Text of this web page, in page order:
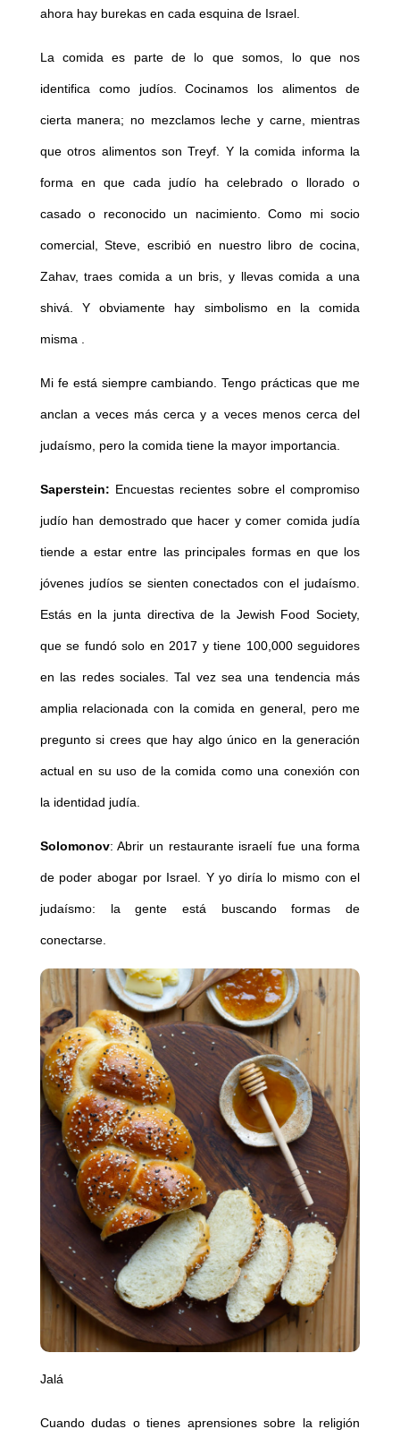
ahora hay burekas en cada esquina de Israel.
La comida es parte de lo que somos, lo que nos
identifica como judíos. Cocinamos los alimentos de
cierta manera; no mezclamos leche y carne, mientras
que otros alimentos son Treyf. Y la comida informa la
forma en que cada judío ha celebrado o llorado o
casado o reconocido un nacimiento. Como mi socio
comercial, Steve, escribió en nuestro libro de cocina,
Zahav, traes comida a un bris, y llevas comida a una
shivá. Y obviamente hay simbolismo en la comida
misma .
Mi fe está siempre cambiando. Tengo prácticas que me
anclan a veces más cerca y a veces menos cerca del
judaísmo, pero la comida tiene la mayor importancia.
Saperstein: Encuestas recientes sobre el compromiso
judío han demostrado que hacer y comer comida judía
tiende a estar entre las principales formas en que los
jóvenes judíos se sienten conectados con el judaísmo.
Estás en la junta directiva de la Jewish Food Society,
que se fundó solo en 2017 y tiene 100,000 seguidores
en las redes sociales. Tal vez sea una tendencia más
amplia relacionada con la comida en general, pero me
pregunto si crees que hay algo único en la generación
actual en su uso de la comida como una conexión con
la identidad judía.
Solomonov: Abrir un restaurante israelí fue una forma
de poder abogar por Israel. Y yo diría lo mismo con el
judaísmo: la gente está buscando formas de
conectarse.
Jalá
Cuando dudas o tienes aprensiones sobre la religión